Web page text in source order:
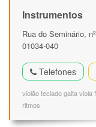
Instrumentos
Rua do Seminário,
01034-040
Telefones
violão teclado gaita
ritmos